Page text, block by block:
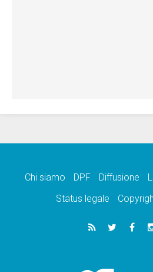
Chi siamo DPF Diffusione
Status legale